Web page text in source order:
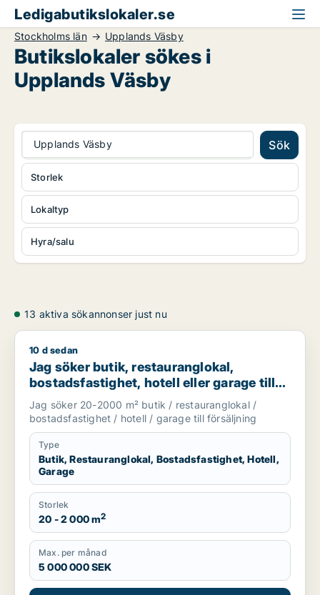
Ledigabutikslokaler.se
Stockholms län Upplands Väsby
Butikslokaler sökes i
Upplands Väsby
Upplands Väsby Sök
Lokaltyp
Hyra/salu
Storlek
13 aktiva sökannonser just nu
Jag söker butik, restauranglokal, bostadsfastighet, hotell
10 d sedan
Jag söker butik, restauranglokal,
bostadsfastighet, hotell eller garage till
salu i Stockholms län
Jag söker 20-2000 m² butik / restauranglokal /
bostadsfastighet / hotell / garage till försäljning
Type
Butik, Restauranglokal, Bostadsfastighet, Hotell,
Garage
Storlek
20 - 2 000 m2
Max. per månad
5 000 000 SEK